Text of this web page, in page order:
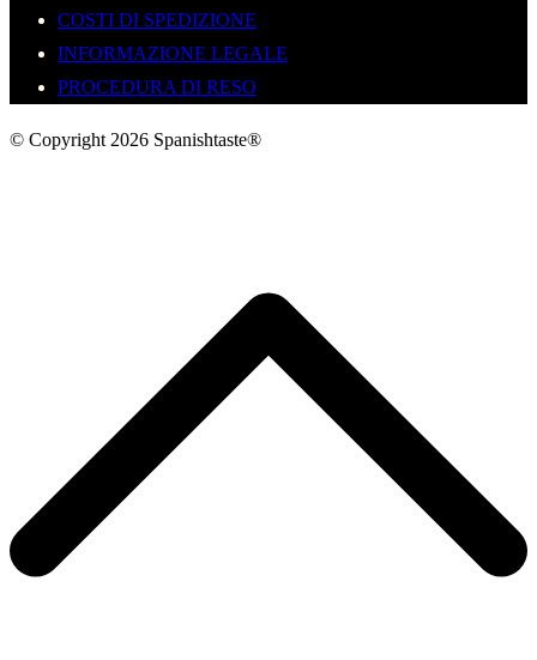
COSTI DI SPEDIZIONE
INFORMAZIONE LEGALE
PROCEDURA DI RESO
© Copyright 2026 Spanishtaste®